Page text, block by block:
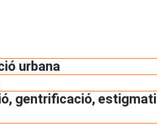
urbana
gentrificació,